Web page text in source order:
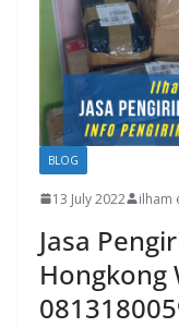
BLOG
13 July 2022 ilham
Jasa
Hongkong